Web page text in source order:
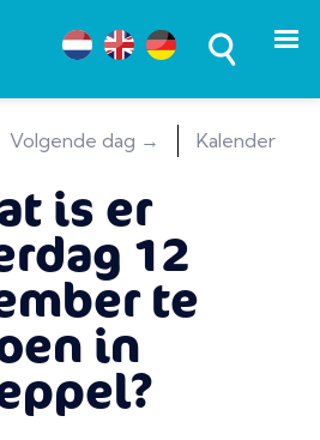
Kalender
Volgende dag →
is er
12
te
in